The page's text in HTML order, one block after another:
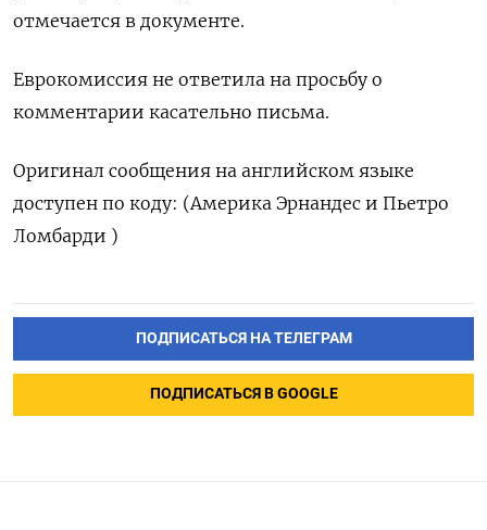
⁠отмечается в документе.
Еврокомиссия не ответила на ‌просьбу о
комментарии касательно письма.
Оригинал ‌сообщения на английском языке
доступен ​по коду: (Америка Эрнандес ‌и Пьетро
Ломбарди )
ПОДПИСАТЬСЯ НА ТЕЛЕГРАМ
ПОДПИСАТЬСЯ В GOOGLE